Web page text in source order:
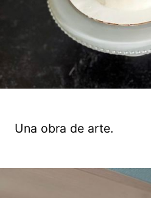
Una obra de arte.